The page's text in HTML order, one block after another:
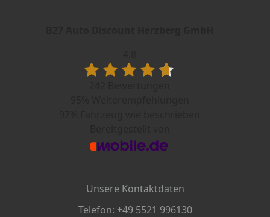
Unsere Kontaktdaten
Telefon: +49 5521 996130